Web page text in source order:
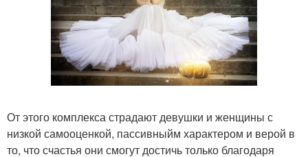
От этого комплекса страдают девушки и женщины с
низкой самооценкой, пассивныйм характером и верой в
то, что счастья они смогут достичь только благодаря